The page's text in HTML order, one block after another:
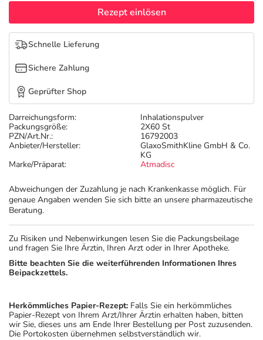
Tierapotheke
Vitamine & Mineralstoffe
Marken
Salus Deals
Darreichungsform:
Inhalationspulver
Packungsgröße:
2X60 St
PZN/Art.Nr.:
16792003
Anbieter/Hersteller:
GlaxoSmithKline GmbH & Co.
KG
Marke/Präparat:
Atmadisc
Abweichungen der Zuzahlung je nach Krankenkasse möglich. Für
genaue Angaben wenden Sie sich bitte an unsere pharmazeutische
Beratung.
Rezept einlösen
Schnelle Lieferung
Sichere Zahlung
Geprüfter Shop
Zu Risiken und Nebenwirkungen lesen Sie die Packungsbeilage
und fragen Sie Ihre Ärztin, Ihren Arzt oder in Ihrer Apotheke.
Bitte beachten Sie die weiterführenden Informationen Ihres
Beipackzettels.
Herkömmliches Papier-Rezept: Falls Sie ein herkömmliches
Papier-Rezept von Ihrem Arzt/Ihrer Ärztin erhalten haben, bitten
wir Sie, dieses uns am Ende Ihrer Bestellung per Post zuzusenden.
Die Portokosten übernehmen selbstverständlich wir.